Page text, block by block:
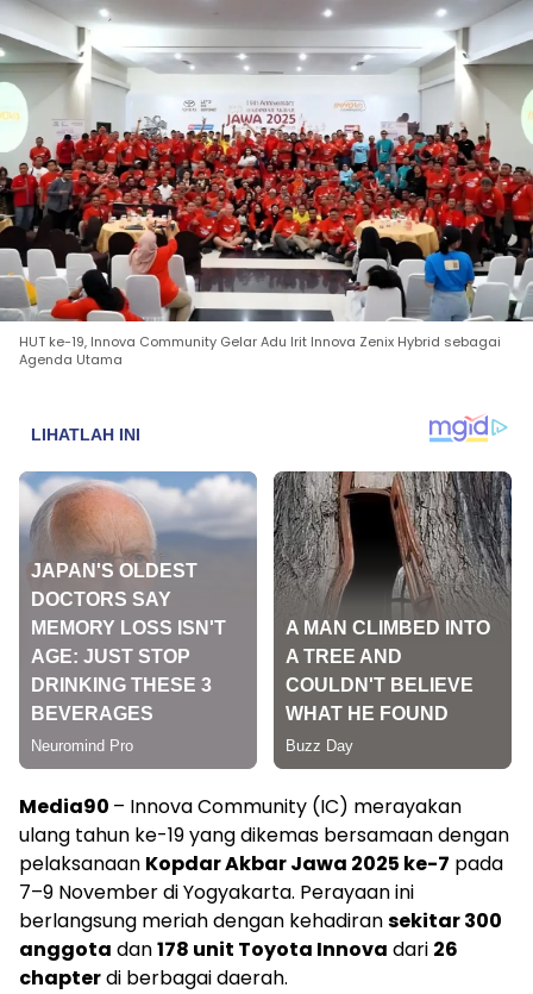
HUT ke-19, Innova Community Gelar Adu Irit Innova Zenix Hybrid sebagai
Agenda Utama
Media90 – Innova Community (IC) merayakan
ulang tahun ke-19 yang dikemas bersamaan dengan
pelaksanaan Kopdar Akbar Jawa 2025 ke-7 pada
7–9 November di Yogyakarta. Perayaan ini
berlangsung meriah dengan kehadiransekitar 300
anggota dan178 unit Toyota Innova dari 26
chapterdi berbagai daerah.